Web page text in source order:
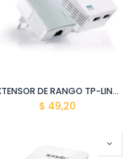
EXTENSOR DE RANGO TP-LINK 300MBPS TL- WPA4220 KIT AV600
$ 49,20